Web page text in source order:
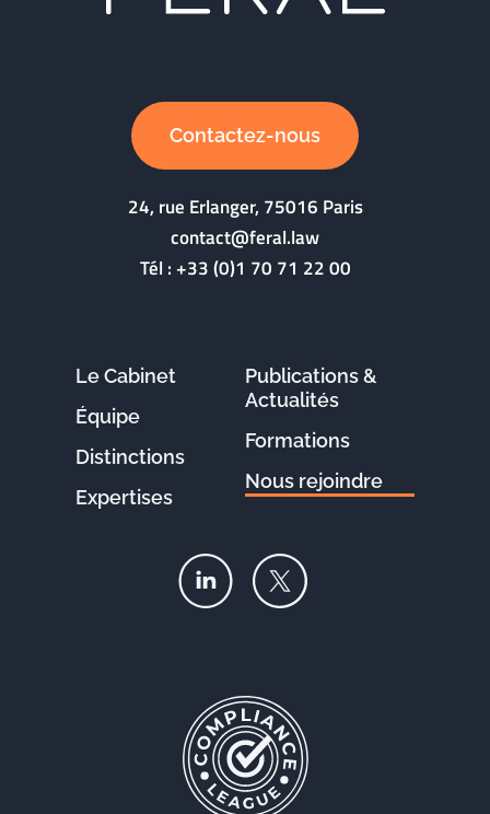
Contactez-nous
24, rue Erlanger, 75016 Paris
contact@feral.law
Tél :+33 (0)1 70 71 22 00
Le Cabinet
Équipe
Distinctions
Expertises
Publications &
Actualités
Formations
Nous rejoindre